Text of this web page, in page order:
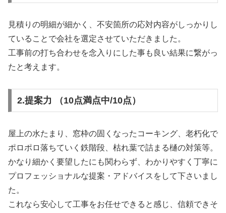
見積りの明細が細かく、不安箇所の応対内容がしっかりし
ていることで会社を選定させていただきました。
工事前の打ち合わせを念入りにした事も良い結果に繋がっ
たと考えます。
2.提案力 （10点満点中/10点）
屋上の水たまり、窓枠の固くなったコーキング、老朽化で
ポロポロ落ちていく鉄階段、枯れ葉で詰まる樋の対策等。
かなり細かく要望したにも関わらず、わかりやすく丁寧に
プロフェッショナルな提案・アドバイスをして下さいまし
た。
これなら安心して工事をお任せできると感じ、信頼できそ